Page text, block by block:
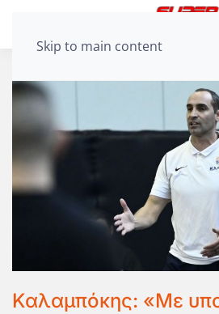
Skip to main content
Καλαμπόκης: «Με